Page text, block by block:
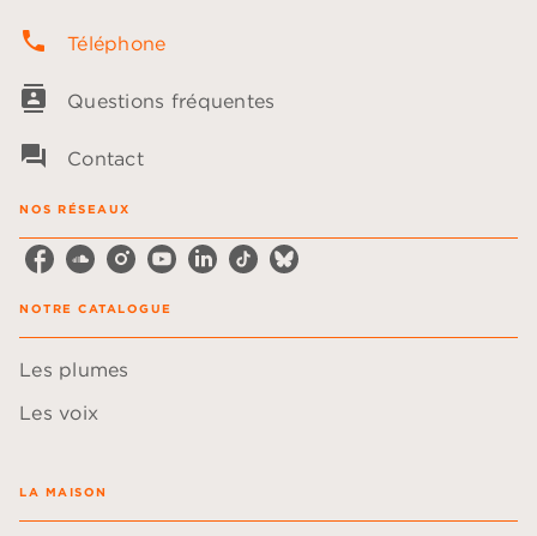
phone Téléphone
contacts Questions fréquentes
question_answer Contact
NOS RÉSEAUX
NOTRE CATALOGUE
Les plumes
Les voix
LA MAISON